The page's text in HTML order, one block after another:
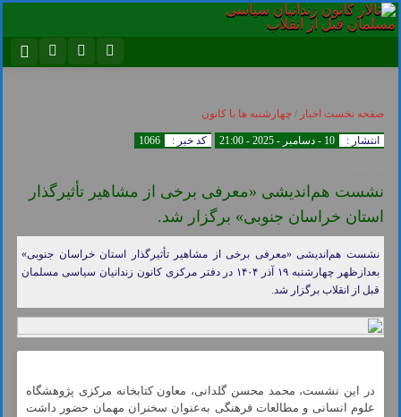
سروش
مرا به خاطر بسپار
صفحه نخست اخبار / چهارشنبه ها با کانون
انتشار : 10 - دسامبر - 2025 - 21:00 کد خبر : 1066
نشست هم‌اندیشی «معرفی برخی از مشاهیر تأثیرگذار
استان خراسان جنوبی» برگزار شد.
نشست هم‌اندیشی «معرفی برخی از مشاهیر تأثیرگذار استان خراسان جنوبی»
بعدازظهر چهارشنبه ۱۹ آذر ۱۴۰۴ در دفتر مرکزی کانون زندانیان سیاسی مسلمان
قبل از انقلاب برگزار شد.
در این نشست، محمد محسن گلدانی، معاون کتابخانه مرکزی پژوهشگاه
علوم انسانی و مطالعات فرهنگی به‌عنوان سخنران مهمان حضور داشت